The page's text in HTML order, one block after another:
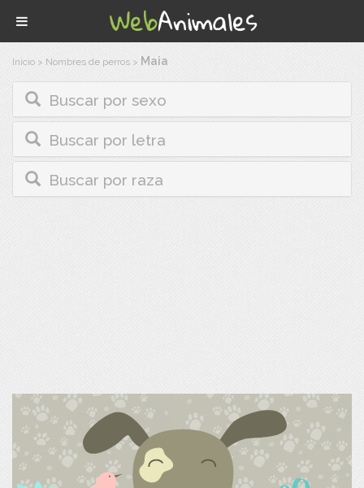
Inicio > Nombres de perros > Maia
Buscar por sexo
Buscar por letra
Buscar por raza